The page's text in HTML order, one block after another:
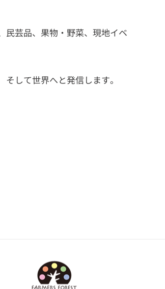
民芸品、果物・野菜、現地イベ
して世界へと発信します。